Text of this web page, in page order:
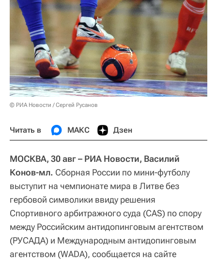
© РИА Новости / Сергей Русанов
Читать в МАКС Дзен
МОСКВА, 30 авг – РИА Новости, Василий
Конов-мл. Сборная России по мини-футболу
выступит на чемпионате мира в Литве без
гербовой символики ввиду решения
Спортивного арбитражного суда (CAS) по спору
между Российским антидопинговым агентством
(РУСАДА) и Международным антидопинговым
агентством (WADA), сообщается на сайте